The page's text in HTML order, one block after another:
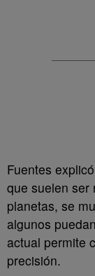
Fuentes
que suelen ser
planetas, se
algunos
actual permite
precisión.